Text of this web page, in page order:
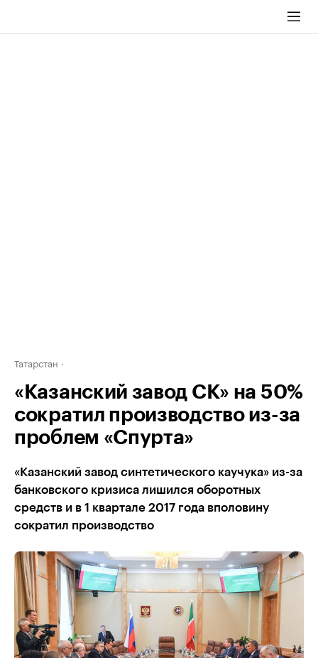
Татарстан
«Казанский завод СК» на 50%
сократил производство из-за
проблем «Спурта»
«Казанский завод синтетического каучука» из-за
банковского кризиса лишился оборотных
средств и в 1 квартале 2017 года вполовину
сократил производство